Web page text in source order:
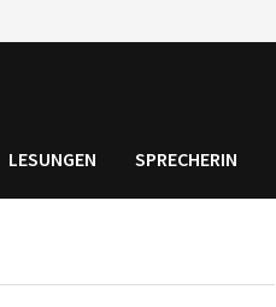
LESUNGEN SPRECHERIN